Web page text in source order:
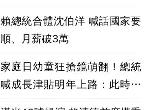
賴總統合體沈伯洋 喊話國家要
順、月薪破3萬
家庭日幼童狂搶鏡萌翻！總統
喊成長津貼明年上路：此時不